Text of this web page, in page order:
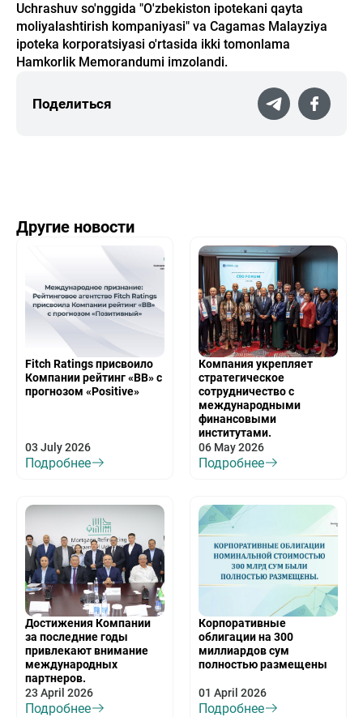
Uchrashuv so'nggida "O'zbekiston ipotekani qayta
moliyalashtirish kompaniyasi" va Cagamas Malayziya
ipoteka korporatsiyasi o'rtasida ikki tomonlama
Hamkorlik Memorandumi imzolandi.
Поделиться
Другие новости
Fitch Ratings присвоило
Компании рейтинг «BB» с
прогнозом «Positive»
03 July 2026
Подробнее
Компания укрепляет
стратегическое
сотрудничество с
международными
финансовыми
институтами.
06 May 2026
Подробнее
Достижения Компании
за последние годы
привлекают внимание
международных
партнеров.
23 April 2026
Подробнее
Корпоративные
облигации на 300
миллиардов сум
полностью размещены
01 April 2026
Подробнее